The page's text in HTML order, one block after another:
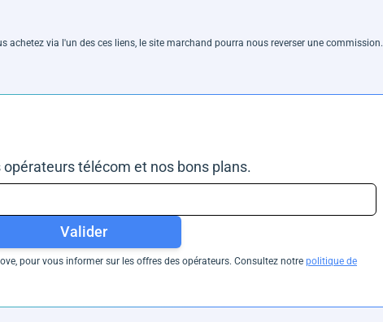
achetez via l'un des ces liens, le site marchand pourra nous reverser une commission.
opérateurs télécom et nos bons plans.
Valider
pour vous informer sur les offres des opérateurs. Consultez notre politique de